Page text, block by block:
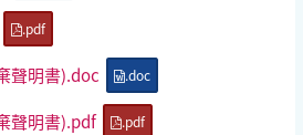
.pdf
聲明書).doc .doc
聲明書).pdf .pdf